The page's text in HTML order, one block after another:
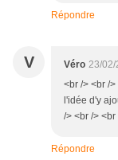
Répondre
V Véro 23/02/
<br /> <br /
l'idée d'y
/> <br /> <br
Répondre